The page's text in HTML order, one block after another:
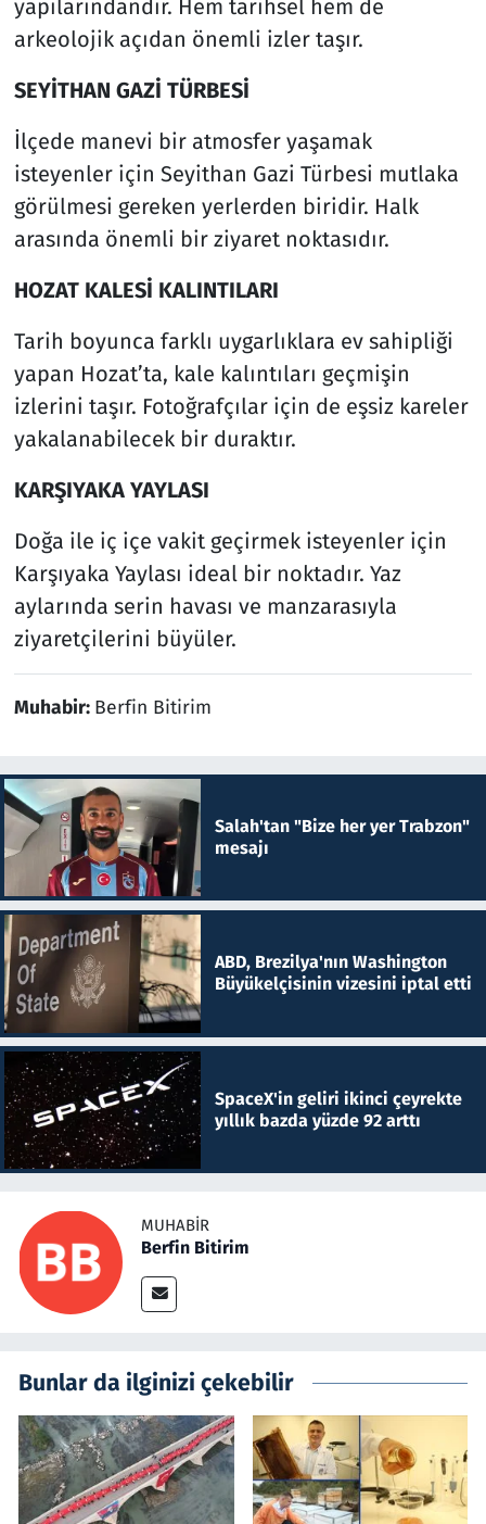
yapılarındandır. Hem tarihsel hem de
arkeolojik açıdan önemli izler taşır.
SEYİTHAN GAZİ TÜRBESİ
İlçede manevi bir atmosfer yaşamak
isteyenler için Seyithan Gazi Türbesi mutlaka
görülmesi gereken yerlerden biridir. Halk
arasında önemli bir ziyaret noktasıdır.
HOZAT KALESİ KALINTILARI
Tarih boyunca farklı uygarlıklara ev sahipliği
yapan Hozat’ta, kale kalıntıları geçmişin
izlerini taşır. Fotoğrafçılar için de eşsiz kareler
yakalanabilecek bir duraktır.
KARŞIYAKA YAYLASI
Doğa ile iç içe vakit geçirmek isteyenler için
Karşıyaka Yaylası ideal bir noktadır. Yaz
aylarında serin havası ve manzarasıyla
ziyaretçilerini büyüler.
Muhabir: Berfin Bitirim
Salah'tan "Bize her yer Trabzon"
mesajı
ABD, Brezilya'nın Washington
Büyükelçisinin vizesini iptal etti
SpaceX'in geliri ikinci çeyrekte
yıllık bazda yüzde 92 arttı
MUHABIR
Berfin Bitirim
Bunlar da ilginizi çekebilir